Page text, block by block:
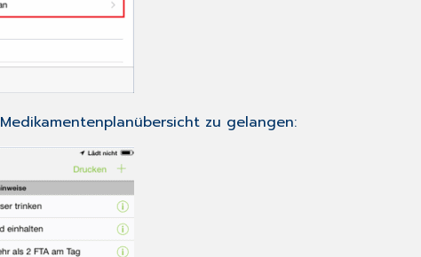
Medikamentenplanübersicht zu gelangen: